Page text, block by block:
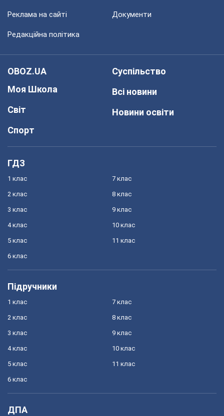
Реклама на сайті Документи
Редакційна політика
OBOZ.UA
Моя Школа
Світ
Спорт
Суспільство
Всі новини
Новини освіти
ГДЗ
1 клас
2 клас
3 клас
4 клас
5 клас
6 клас
7 клас
8 клас
9 клас
10 клас
11 клас
Підручники
1 клас
2 клас
3 клас
4 клас
5 клас
6 клас
7 клас
8 клас
9 клас
10 клас
11 клас
ДПА